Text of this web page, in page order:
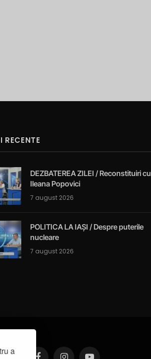
a
RECENTE
DEZBATEREA ZILEI / Reconstituiri cu
Ileana Popovici
7 august 2026
POLITICA LA IAȘI / Despre puterile
nucleare
7 august 2026